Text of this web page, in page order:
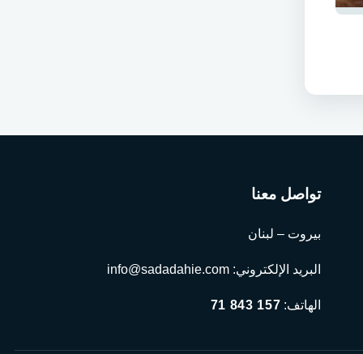
تواصل معنا
بيروت – لبنان
البريد الإلكتروني: info@sadadahie.com
الهاتف: 71 843 157